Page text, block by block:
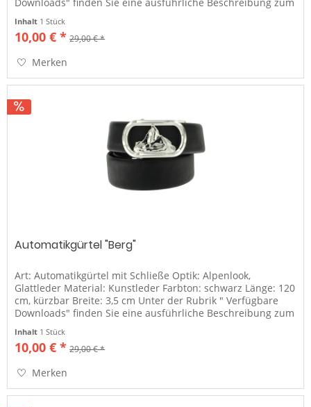
Inhalt 1 Stück
10,00 € * 29,00 € *
Merken
Automatikgürtel "Berg"
Art: Automatikgürtel mit Schließe Optik: Alpenlook,
Glattleder Material: Kunstleder Farbton: schwarz Länge: 120
cm, kürzbar Breite: 3,5 cm Unter der Rubrik " Verfügbare
Downloads" finden Sie eine ausführliche Beschreibung zum
Inhalt 1 Stück
10,00 € * 29,00 € *
Merken